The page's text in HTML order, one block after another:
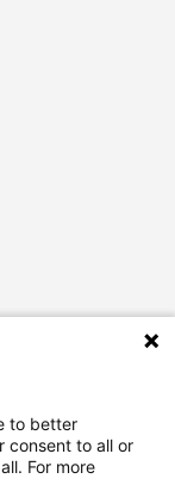
to better
consent to all or
For more